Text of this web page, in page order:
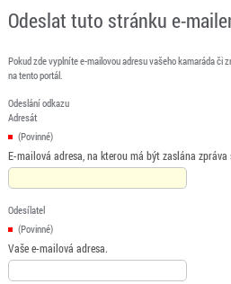
Odeslat tuto stránku e-
Pokud zde vyplníte e-mailovou adresu vašeho kamaráda či
na tento portál.
Odeslání odkazu
Adresát
(Povinné)
E-mailová adresa, na kterou má být zaslána
Odesílatel
(Povinné)
Vaše e-mailová adresa.